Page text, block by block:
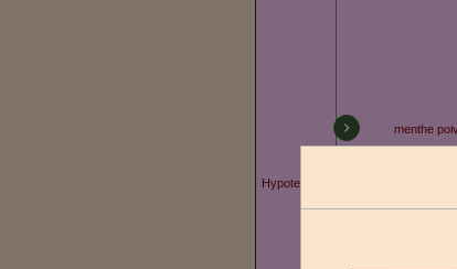
Hypotension
menthe
pin